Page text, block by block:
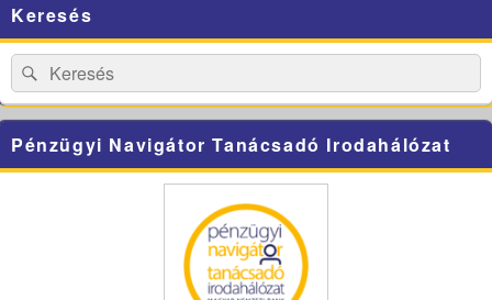
Sidebar
Widget
Area
Keresés
Search
for:
Search
Pénzügyi Navigátor Tanácsadó Irodahálózat